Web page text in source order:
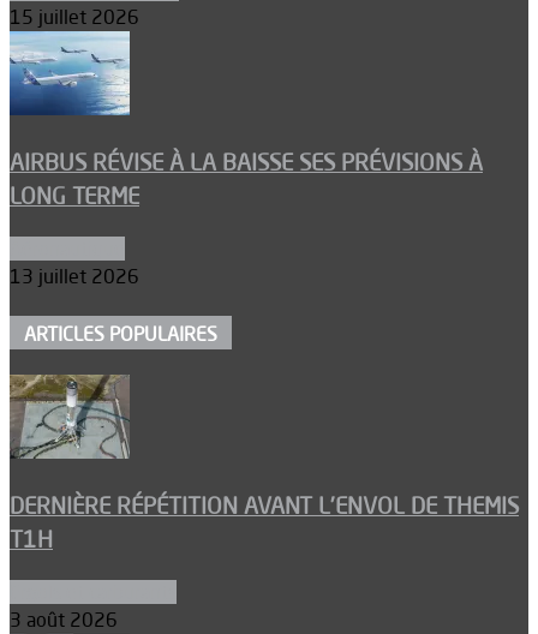
15 juillet 2026
AIRBUS RÉVISE À LA BAISSE SES PRÉVISIONS À
LONG TERME
13 juillet 2026
ARTICLES POPULAIRES
DERNIÈRE RÉPÉTITION AVANT L’ENVOL DE THEMIS
T1H
3 août 2026